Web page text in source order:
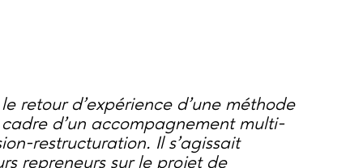
retour d’expérience d’une méthode
d’un accompagnement multi-
restructuration. Il s’agissait
repreneurs sur le projet de